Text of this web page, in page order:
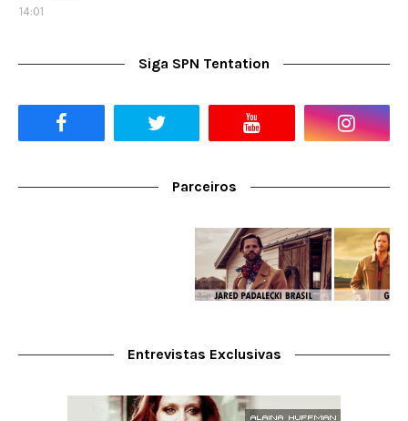
14:01
Siga SPN Tentation
Parceiros
Entrevistas Exclusivas